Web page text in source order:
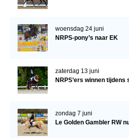
HENGSTEN ONLINE
Hengstenselectie
AANMELDEN
Verrichtingsonderzoek NRPS
Verrichtingsonderzoek
woensdag 24 juni
NRPS-pony’s naar EK
zaterdag 13 juni
NRPS’ers winnen
zondag 7 juni
Le Golden Gambler RW